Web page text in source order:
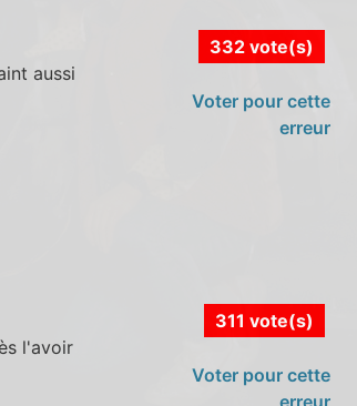
aussi
332 vote(s)
Voter pour cette
erreur
l'avoir
311 vote(s)
Voter pour cette